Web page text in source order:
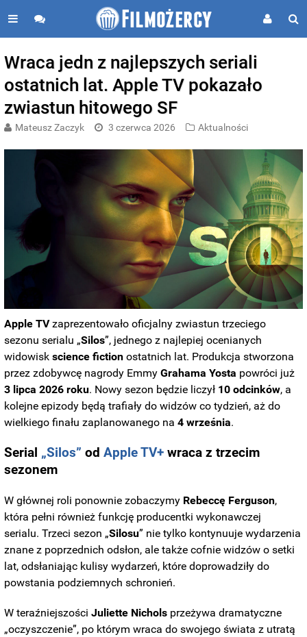
Wraca jedn z najlepszych seriali
ostatnich lat. Apple TV pokazało
zwiastun hitowego SF
Mateusz Zaczyk 3 czerwca 2026 Aktualności
Apple TVzaprezentowało oficjalny zwiastun trzeciego
sezonu serialu „Silos”, jednego z najlepiej ocenianych
widowiskscience fiction ostatnich lat. Produkcja stworzona
przez zdobywcę nagrody EmmyGrahama Yosta powróci już
3 lipca 2026 roku. Nowy sezon będzie liczył 10 odcinków, a
kolejne epizody będą trafiały do widzów co tydzień, aż do
wielkiego finału zaplanowanego na4 września.
Serial „Silos” odApple TV+ wraca z trzecim
sezonem
W głównej roli ponownie zobaczymy Rebeccę Ferguson,
która pełni również funkcję producentki wykonawczej
serialu. Trzeci sezon „Silosu” nie tylko kontynuuje wydarzenia
znane z poprzednich odsłon, ale także cofnie widzów o setki
lat, odsłaniając kulisy wydarzeń, które doprowadziły do
powstania podziemnych schronień.
W teraźniejszościJuliette Nichols przeżywa dramatyczne
„oczyszczenie”, po którym wraca do swojego świata z utratą